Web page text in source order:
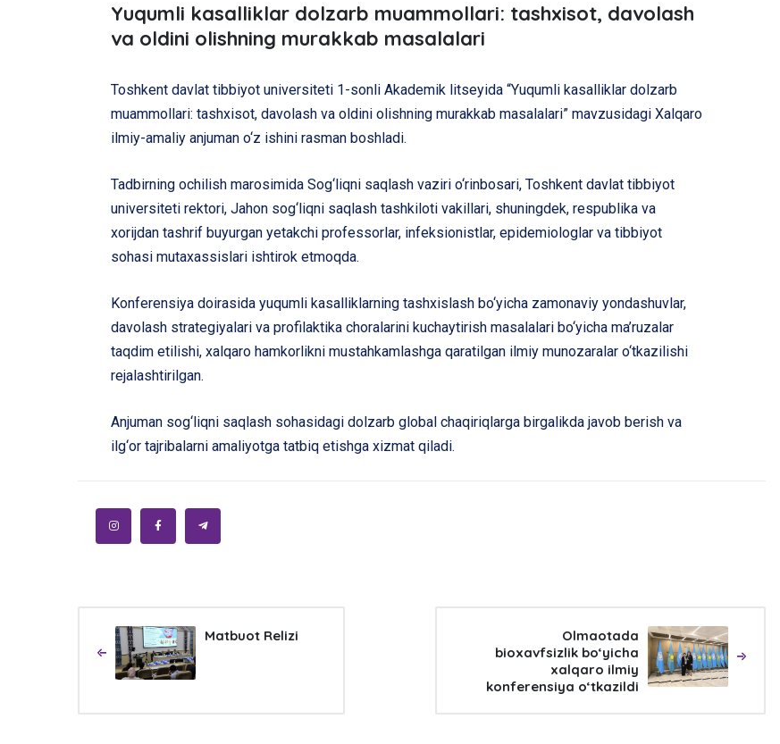
Yuqumli kasalliklar dolzarb muammollari: tashxisot, davolash
va oldini olishning murakkab masalalari
Toshkent davlat tibbiyot universiteti 1-sonli Akademik litseyida “Yuqumli kasalliklar dolzarb
muammollari: tashxisot, davolash va oldini olishning murakkab masalalari” mavzusidagi Xalqaro
ilmiy-amaliy anjuman o‘z ishini rasman boshladi.
Tadbirning ochilish marosimida Sog‘liqni saqlash vaziri o‘rinbosari, Toshkent davlat tibbiyot
universiteti rektori, Jahon sog‘liqni saqlash tashkiloti vakillari, shuningdek, respublika va
xorijdan tashrif buyurgan yetakchi professorlar, infeksionistlar, epidemiologlar va tibbiyot
sohasi mutaxassislari ishtirok etmoqda.
Konferensiya doirasida yuqumli kasalliklarning tashxislash bo‘yicha zamonaviy yondashuvlar,
davolash strategiyalari va profilaktika choralarini kuchaytirish masalalari bo‘yicha ma’ruzalar
taqdim etilishi, xalqaro hamkorlikni mustahkamlashga qaratilgan ilmiy munozaralar o‘tkazilishi
rejalashtirilgan.
Anjuman sog‘liqni saqlash sohasidagi dolzarb global chaqiriqlarga birgalikda javob berish va
ilg‘or tajribalarni amaliyotga tatbiq etishga xizmat qiladi.
Matbuot Relizi
Olmaotada
bioxavfsizlik bo‘yicha
xalqaro ilmiy
konferensiya o‘tkazildi